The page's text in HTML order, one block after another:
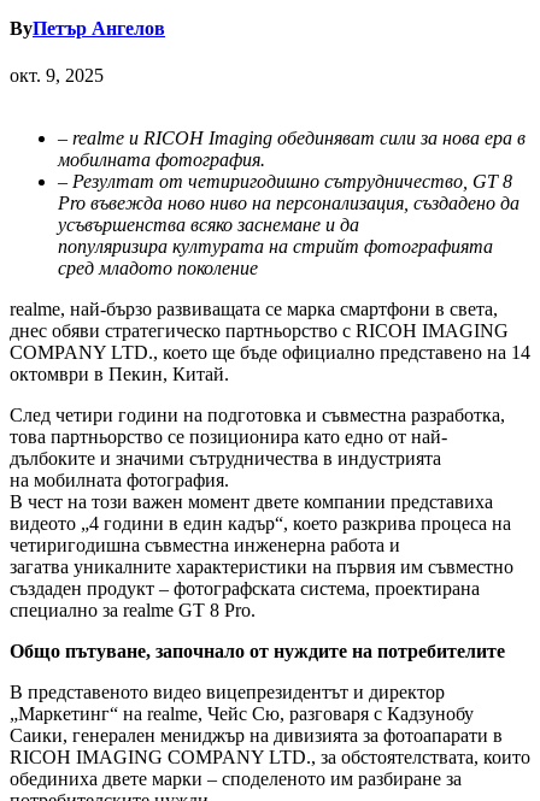
ByПетър Ангелов
окт. 9, 2025
– realme и RICOH Imaging обединяват сили за нова ера в
мобилната фотография.
– Резултат от четиригодишно сътрудничество, GT 8
Pro въвежда ново ниво на персонализация, създадено да
усъвършенства всяко заснемане и да
популяризира културата на стрийт фотографията
сред младото поколение
realme, най-бързо развиващата се марка смартфони в света,
днес обяви стратегическо партньорство с RICOH IMAGING
COMPANY LTD., което ще бъде официално представено на 14
октомври в Пекин, Китай.
След четири години на подготовка и съвместна разработка,
това партньорство се позиционира като едно от най-
дълбоките и значими сътрудничества в индустрията
на мобилната фотография.
В чест на този важен момент двете компании представиха
видеото „4 години в един кадър“, което разкрива процеса на
четиригодишна съвместна инженерна работа и
загатва уникалните характеристики на първия им съвместно
създаден продукт – фотографската система, проектирана
специално за realme GT 8 Pro.
Общо пътуване, започнало от нуждите на потребителите
В представеното видео вицепрезидентът и директор
„Маркетинг“ на realme, Чейс Сю, разговаря с Кадзунобу
Саики, генерален мениджър на дивизията за фотоапарати в
RICOH IMAGING COMPANY LTD., за обстоятелствата, които
обединиха двете марки – споделеното им разбиране за